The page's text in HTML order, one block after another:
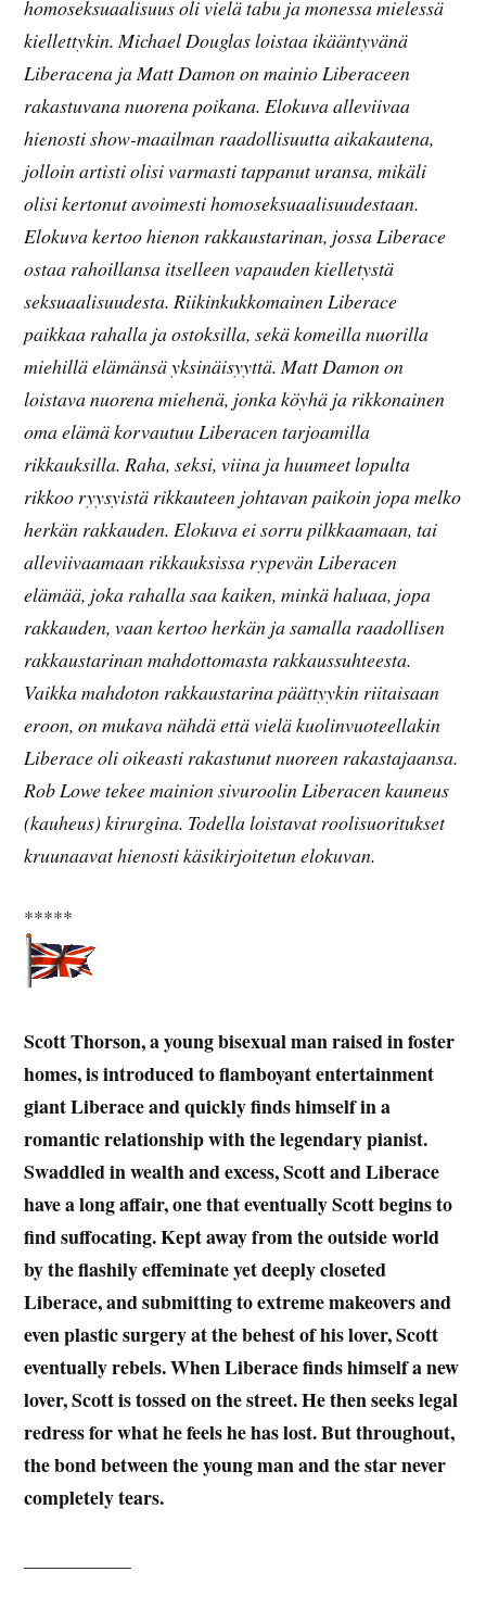
homoseksuaalisuus oli vielä tabu ja monessa mielessä
kiellettykin. Michael Douglas loistaa ikääntyvänä
Liberacena ja Matt Damon on mainio Liberaceen
rakastuvana nuorena poikana. Elokuva alleviivaa
hienosti show-maailman raadollisuutta aikakautena,
jolloin artisti olisi varmasti tappanut uransa, mikäli
olisi kertonut avoimesti homoseksuaalisuudestaan.
Elokuva kertoo hienon rakkaustarinan, jossa Liberace
ostaa rahoillansa itselleen vapauden kielletystä
seksuaalisuudesta. Riikinkukkomainen Liberace
paikkaa rahalla ja ostoksilla, sekä komeilla nuorilla
miehillä elämänsä yksinäisyyttä. Matt Damon on
loistava nuorena miehenä, jonka köyhä ja rikkonainen
oma elämä korvautuu Liberacen tarjoamilla
rikkauksilla. Raha, seksi, viina ja huumeet lopulta
rikkoo ryysyistä rikkauteen johtavan paikoin jopa melko
herkän rakkauden. Elokuva ei sorru pilkkaamaan, tai
alleviivaamaan rikkauksissa rypevän Liberacen
elämää, joka rahalla saa kaiken, minkä haluaa, jopa
rakkauden, vaan kertoo herkän ja samalla raadollisen
rakkaustarinan mahdottomasta rakkaussuhteesta.
Vaikka mahdoton rakkaustarina päättyykin riitaisaan
eroon, on mukava nähdä että vielä kuolinvuoteellakin
Liberace oli oikeasti rakastunut nuoreen rakastajaansa.
Rob Lowe tekee mainion sivuroolin Liberacen kauneus
(kauheus) kirurgina. Todella loistavat roolisuoritukset
kruunaavat hienosti käsikirjoitetun elokuvan.
*****
Scott Thorson, a young bisexual man raised in foster
homes, is introduced to flamboyant entertainment
giant Liberace and quickly finds himself in a
romantic relationship with the legendary pianist.
Swaddled in wealth and excess, Scott and Liberace
have a long affair, one that eventually Scott begins to
find suffocating. Kept away from the outside world
by the flashily effeminate yet deeply closeted
Liberace, and submitting to extreme makeovers and
even plastic surgery at the behest of his lover, Scott
eventually rebels. When Liberace finds himself a new
lover, Scott is tossed on the street. He then seeks legal
redress for what he feels he has lost. But throughout,
the bond between the young man and the star never
completely tears.